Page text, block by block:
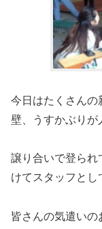
今日はたくさんの
壁、うすかぶりが
譲り合いで登られ
けてスタッフと
皆さんの気遣いの